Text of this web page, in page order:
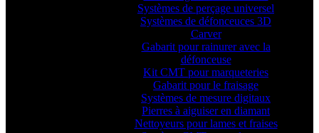
Systèmes de perçage universel
Systèmes de défonceuces 3D
Carver
Gabarit pour rainurer avec la
défonceuse
Kit CMT pour marqueteries
Gabarit pour le fraisage
Systèmes de mesure digitaux
Pierres à aiguiser en diamant
Nettoyeurs pour lames et fraises